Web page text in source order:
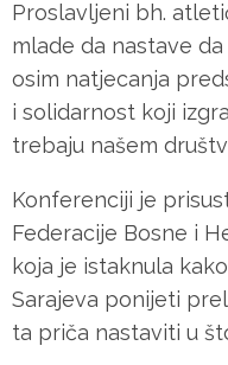
Proslavljeni bh.
mlade da nastave
osim natjecanja
i solidarnost koji
trebaju našem
Konferenciji je
Federacije Bosne i
koja je istaknula
Sarajeva ponijeti
ta priča nastaviti u